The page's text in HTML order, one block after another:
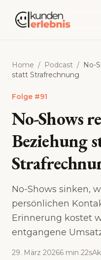
Home / Podcast / No-
statt Strafrechnung
Folge #91
No-Shows
Beziehung
No-Shows sinken,
persönlichen
Erinnerung kostet
entgangene
29. März 20266 min 22s